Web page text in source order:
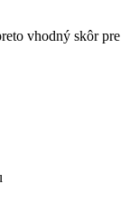
vhodný skôr pre